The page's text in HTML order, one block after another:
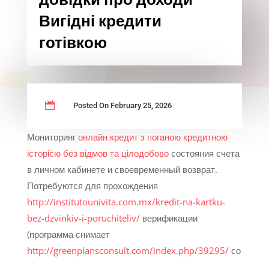
Вигідні кредити
готівкою
 Posted On February 25, 2026
Мониторинг онлайн кредит з поганою кредитною
історією без відмов та цілодобовосостояния счета
в личном кабинете и своевременный возврат.
Потребуются для прохождения
http://institutounivita.com.mx/kredit-na-kartku-
bez-dzvinkiv-i-poruchiteliv/верификации
(программа снимает
http://greenplansconsult.com/index.php/39295/со